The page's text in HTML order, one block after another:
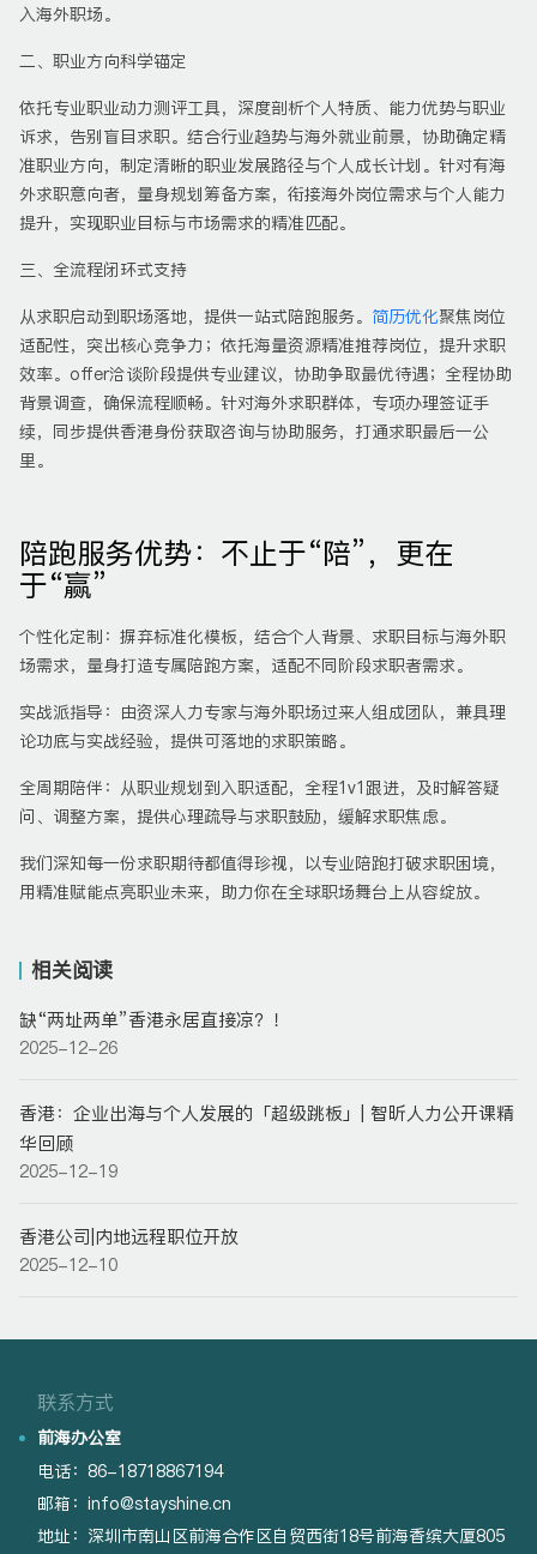
入海外职场。
二、职业方向科学锚定
依托专业职业动力测评工具，深度剖析个人特质、能力优势与职业
诉求，告别盲目求职。结合行业趋势与海外就业前景，协助确定精
准职业方向，制定清晰的职业发展路径与个人成长计划。针对有海
外求职意向者，量身规划筹备方案，衔接海外岗位需求与个人能力
提升，实现职业目标与市场需求的精准匹配。
三、全流程闭环式支持
从求职启动到职场落地，提供一站式陪跑服务。 简历优化聚焦岗位
适配性，突出核心竞争力；依托海量资源精准推荐岗位，提升求职
效率。offer洽谈阶段提供专业建议，协助争取最优待遇；全程协助
背景调查，确保流程顺畅。针对海外求职群体，专项办理签证手
续，同步提供香港身份获取咨询与协助服务，打通求职最后一公
里。
陪跑服务优势：不止于“陪”，更在
于“赢”
个性化定制：摒弃标准化模板，结合个人背景、求职目标与海外职
场需求，量身打造专属陪跑方案，适配不同阶段求职者需求。
实战派指导：由资深人力专家与海外职场过来人组成团队，兼具理
论功底与实战经验，提供可落地的求职策略。
全周期陪伴：从职业规划到入职适配，全程1v1跟进，及时解答疑
问、调整方案，提供心理疏导与求职鼓励，缓解求职焦虑。
我们深知每一份求职期待都值得珍视，以专业陪跑打破求职困境，
用精准赋能点亮职业未来，助力你在全球职场舞台上从容绽放。
相关阅读
缺“两址两单”香港永居直接凉？！
2025-12-26
香港：企业出海与个人发展的「超级跳板」| 智昕人力公开课精
华回顾
2025-12-19
香港公司|内地远程职位开放
2025-12-10
联系方式
前海办公室
电话： 86-18718867194
邮箱： info@stayshine.cn
地址： 深圳市南山区前海合作区自贸西街18号前海香缤大厦805